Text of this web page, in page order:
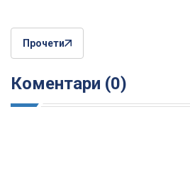
Прочети
Коментари (0)